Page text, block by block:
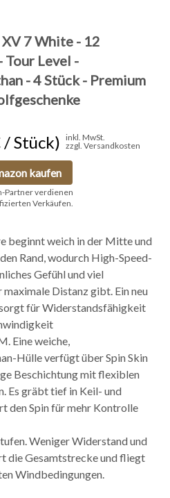
7 White - 12
Tour Level -
- 4 Stück - Premium
Stück) inkl. MwSt.
zzgl. Versandkosten
kaufen
Partner verdienen
Verkäufen.
beginnt weich in der Mitte und
Rand, wodurch High-Speed-
Gefühl und viel
Distanz gibt. Ein neu
für Widerstandsfähigkeit
Eine weiche,
Hülle verfügt über Spin Skin
Beschichtung mit flexiblen
Es gräbt tief in Keil- und
den Spin für mehr Kontrolle
Weniger Widerstand und
die Gesamtstrecke und fliegt
Windbedingungen.